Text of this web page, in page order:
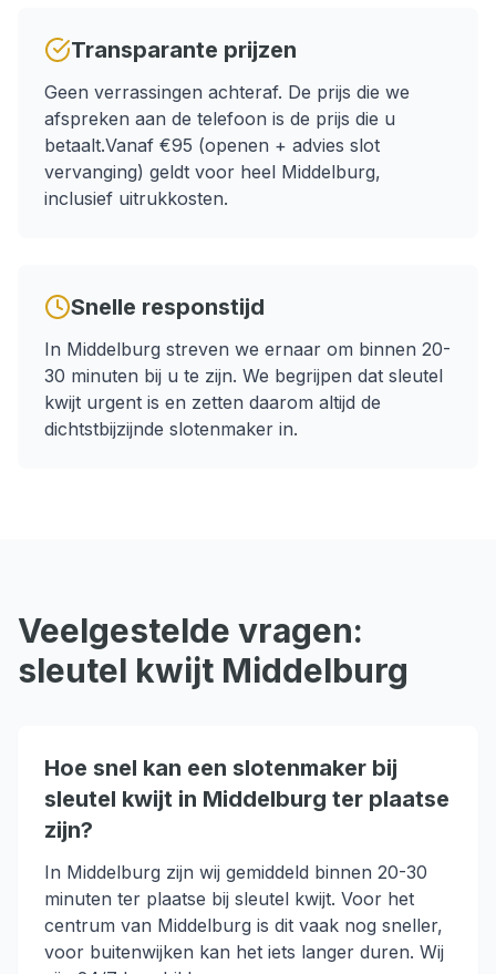
Transparante prijzen
Geen verrassingen achteraf. De prijs die we
afspreken aan de telefoon is de prijs die u
betaalt.Vanaf €95 (openen + advies slot
vervanging) geldt voor heel Middelburg,
inclusief uitrukkosten.
Snelle responstijd
In Middelburg streven we ernaar om binnen 20-
30 minuten bij u te zijn. We begrijpen dat sleutel
kwijt urgent is en zetten daarom altijd de
dichtstbijzijnde slotenmaker in.
Veelgestelde vragen:
sleutel kwijt Middelburg
Hoe snel kan een slotenmaker bij
sleutel kwijt in Middelburg ter plaatse
zijn?
In Middelburg zijn wij gemiddeld binnen 20-30
minuten ter plaatse bij sleutel kwijt. Voor het
centrum van Middelburg is dit vaak nog sneller,
voor buitenwijken kan het iets langer duren. Wij